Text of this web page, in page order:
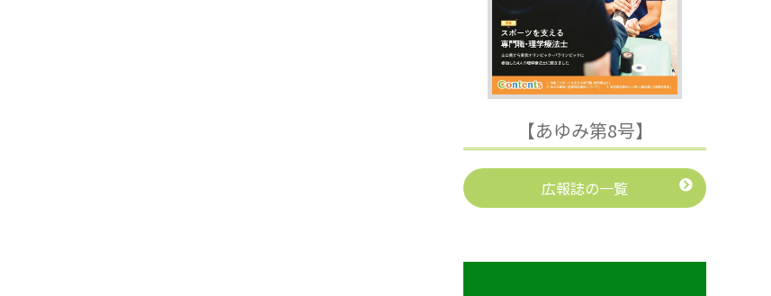
【あゆみ第8号】
広報誌の一覧